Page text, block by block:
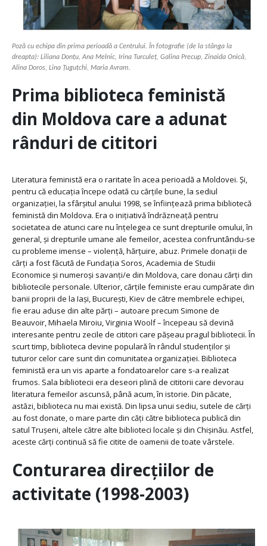
Poză cu echipa din prima perioadă a Centrului. În fotografie (de la stânga la
dreapta): Liliana Donțu, Ana Melnic, Irina Turculeț, Galina Precup, Zinaida Onică,
Alina Doros, Lina Țuguțchi, Maria Avram.
Prima biblioteca feministă
din Moldova care a adunat
rânduri de cititori
Literatura feministă era o raritate în acea perioadă a Moldovei. Și,
pentru că educația începe odată cu cărțile bune, la sediul
organizației, la sfârșitul anului 1998, se înființează prima bibliotecă
feministă din Moldova. Era o inițiativă îndrăzneață pentru
societatea de atunci care nu înțelegea ce sunt drepturile omului, în
general, și drepturile umane ale femeilor, acestea confruntându-se
cu probleme imense – violență, hărțuire, abuz. Primele donații de
cărți a fost făcută de Fundația Soros, Academia de Studii
Economice și numeroși savanți/e din Moldova, care donau cărți din
bibliotecile personale. Ulterior, cărțile feministe erau cumpărate din
banii proprii de la Iași, București, Kiev de către membrele echipei,
fie erau aduse din alte părți – autoare precum Simone de
Beauvoir, Mihaela Miroiu, Virginia Woolf – începeau să devină
interesante pentru zecile de cititori care pășeau pragul bibliotecii. În
scurt timp, biblioteca devine populară în rândul studenților și
tuturor celor care sunt din comunitatea organizației. Biblioteca
feministă era un vis aparte a fondatoarelor care s-a realizat
frumos. Sala bibliotecii era deseori plină de cititorii care devorau
literatura femeilor ascunsă, până acum, în istorie. Din păcate,
astăzi, biblioteca nu mai există. Din lipsa unui sediu, sutele de cărți
au fost donate, o mare parte din căți către biblioteca publică din
satul Trușeni, altele către alte biblioteci locale și din Chișinău. Astfel,
aceste cărți continuă să fie citite de oamenii de toate vârstele.
Conturarea direcțiilor de
activitate (1998-2003)